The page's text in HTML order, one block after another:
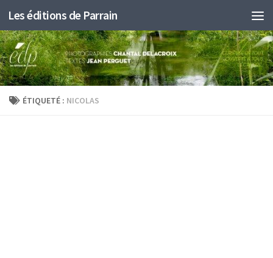
Au dessous du contenu
Les éditions de Parrain
ÉTIQUETÉ : NICOLAS